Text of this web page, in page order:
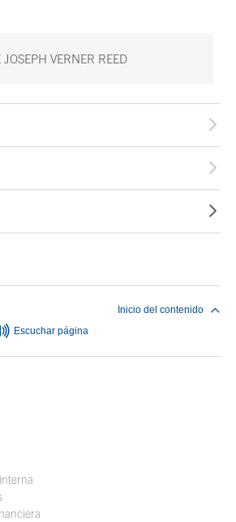
JOSEPH VERNER REED
en ventana nueva
Escuchar página
Inicio del contenido